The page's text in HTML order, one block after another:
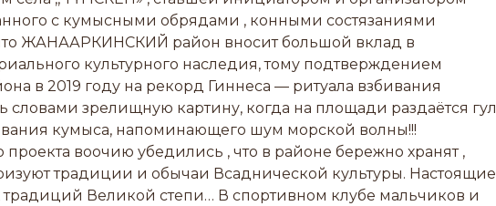
с кумысными обрядами , конными состязаниями
что ЖАНААРКИНСКИЙ район вносит большой вклад в
культурного наследия, тому подтверждением
в 2019 году на рекорд Гиннеса — ритуала взбивания
словами зрелищную картину, когда на площади раздаётся гул
кумыса, напоминающего шум морской волны!!!
проекта воочию убедились , что в районе бережно хранят ,
традиции и обычаи Всаднической культуры. Настоящие
Великой степи… В спортивном клубе мальчиков и